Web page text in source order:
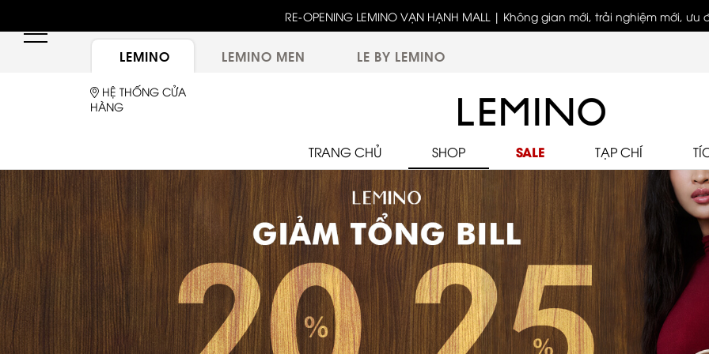
túi LEMINO với logo Double L mới sau một thập kỷ
RE-OPENING LEMINO VẠN HẠNH MALL | Không gian mới, trải nghiệm mới, ưu
biệt
LEMINO LEMINO MEN LE BY LEMINO
HỆ THỐNG CỬA
HÀNG
TRANG CHỦ SHOP SALE TẠP CHÍ